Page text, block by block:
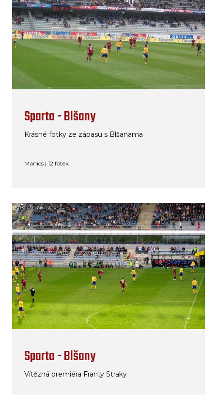
Sparta - Blšany
Krásné fotky ze zápasu s Blšanama
Manics | 12 fotek
Sparta - Blšany
Vítězná premiéra Franty Straky